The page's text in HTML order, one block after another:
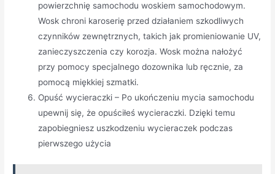
powierzchnię samochodu woskiem samochodowym.
Wosk chroni karoserię przed działaniem szkodliwych
czynników zewnętrznych, takich jak promieniowanie UV,
zanieczyszczenia czy korozja. Wosk można nałożyć
przy pomocy specjalnego dozownika lub ręcznie, za
pomocą miękkiej szmatki.
Opuść wycieraczki – Po ukończeniu mycia samochodu
upewnij się, że opuściłeś wycieraczki. Dzięki temu
zapobiegniesz uszkodzeniu wycieraczek podczas
pierwszego użycia